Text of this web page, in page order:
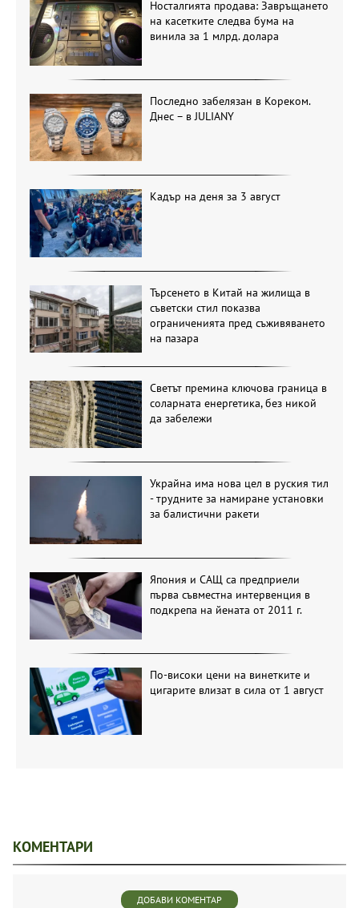
Носталгията продава: Завръщането
на касетките следва бума на
винила за 1 млрд. долара
Последно забелязан в Кореком.
Днес – в JULIANY
Кадър на деня за 3 август
Търсенето в Китай на жилища в
съветски стил показва
ограниченията пред съживяването
на пазара
Светът премина ключова граница в
соларната енергетика, без никой
да забележи
Украйна има нова цел в руския тил
- трудните за намиране установки
за балистични ракети
Япония и САЩ са предприели
първа съвместна интервенция в
подкрепа на йената от 2011 г.
По-високи цени на винетките и
цигарите влизат в сила от 1 август
КОМЕНТАРИ
ДОБАВИ КОМЕНТАР